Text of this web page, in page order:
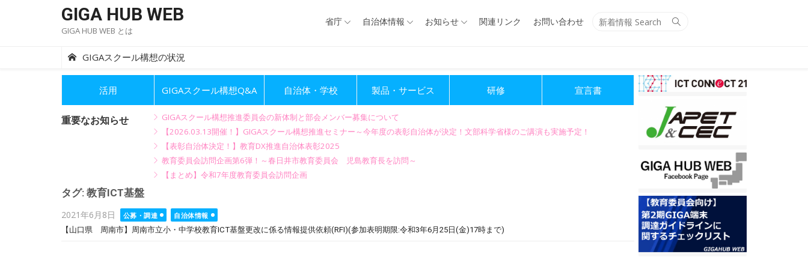
GIGA HUB WEB
GIGA HUB WEB とは
Search
省庁 自治体情報 お知らせ 関連リンク お問い合わせ
GIGAスクール構想の状況
活用 GIGAスクール構想Q&A 自治体・学校 製品・サービス 研修 宣言書
重要なお知らせ
GIGAスクール構想推進委員会の新体制と部会メンバー募集について
【2026.03.13開催！】GIGAスクール構想推進セミナー～今年度の表彰自治体が決定！文部科学省様のご講演も実施予定！
【表彰自治体決定！】教育DX推進自治体表彰2025
教育委員会訪問企画第6弾！～春日井市教育委員会 児島教育長を訪問～
【まとめ】令和7年度教育委員会訪問企画
タグ: 教育ICT基盤
Posted
on
2021年6月8日 公募・調達
自治体情報
【山口県 周南市】周南市立小・中学校教育ICT基盤更改に係る情報提供依頼(RFI)(参加表明期限:令和3年6月25日(金)17時まで)